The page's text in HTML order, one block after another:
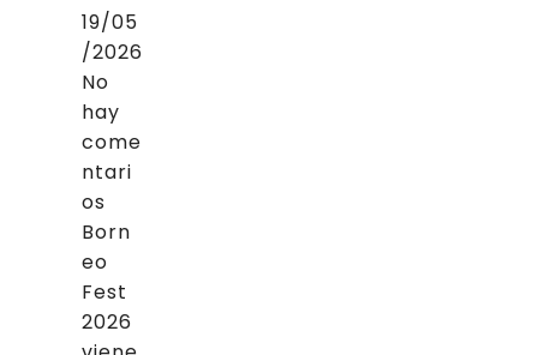
19/05
/2026
No
hay
come
ntari
os
Born
eo
Fest
2026